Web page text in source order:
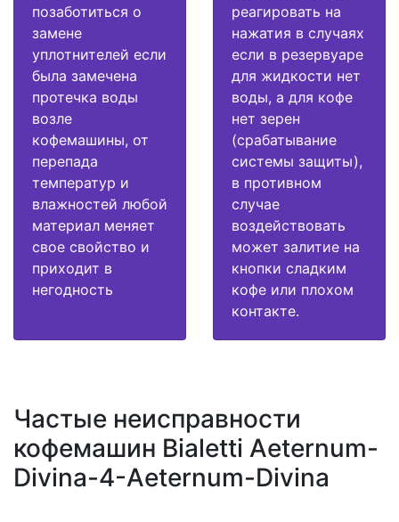
позаботиться о
замене
уплотнителей если
была замечена
протечка воды
возле
кофемашины, от
перепада
температур и
влажностей любой
материал меняет
свое свойство и
приходит в
негодность
реагировать на
нажатия в случаях
если в резервуаре
для жидкости нет
воды, а для кофе
нет зерен
(срабатывание
системы защиты),
в противном
случае
воздействовать
может залитие на
кнопки сладким
кофе или плохом
контакте.
Частые неисправности
кофемашин Bialetti Aeternum-
Divina-4-Aeternum-Divina